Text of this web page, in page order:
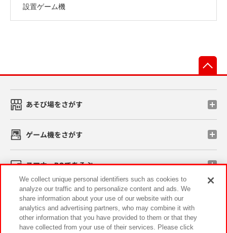
設置ゲーム機
あそび場をさがす
ゲーム機をさがす
スマホ・PCであそぶ
イベント・キャンペーン
We collect unique personal identifiers such as cookies to
analyze our traffic and to personalize content and ads. We
share information about your use of our website with our
analytics and advertising partners, who may combine it with
other information that you have provided to them or that they
have collected from your use of their services. Please click